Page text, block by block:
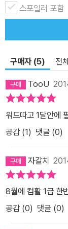
스포일러 포함
구매자 (5) 전
TooU
워드따고 1달안에
공감 (1) 댓글 (0)
자갈치
8월에 컴활 1급 한
공감 (0) 댓글 (0)